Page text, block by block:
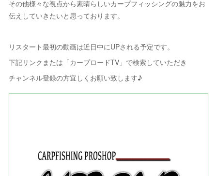
その他様々な視点から素晴らしいカープフィッシングの魅力をお
伝えしていきたいと思っております。
リスタート最初の動画は近日中にUPされる予定です。
下記リンクまたは「カープロードTV」で検索していただき
チャンネル登録の方宜しくお願い致します♪